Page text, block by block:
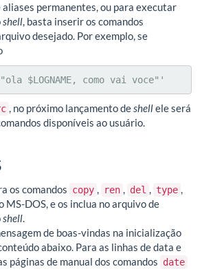
permanentes, ou para executar
shell, basta inserir os comandos
desejado. Por exemplo, se
$LOGNAME, como vai voce"'
, no próximo lançamento deshellele será
disponíveis ao usuário.
os comandos copy , ren , del , type ,
MS-DOS, e os inclua no arquivo de
shell.
de boas-vindas na inicialização
abaixo. Para as linhas de data e
páginas de manual dos comandos date